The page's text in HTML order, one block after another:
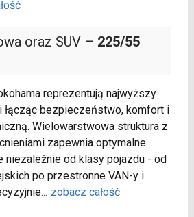
oraz SUV – 225/55
reprezentują najwyższy
łącząc bezpieczeństwo, komfort i
Wielowarstwowa struktura z
zapewnia optymalne
niezależnie od klasy pojazdu - od
po przestronne VAN-y i
... zobacz całość